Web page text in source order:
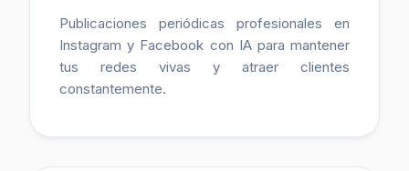
Publicaciones periódicas profesionales en
Instagram y Facebook con IA para mantener
tus redes vivas y atraer clientes
constantemente.